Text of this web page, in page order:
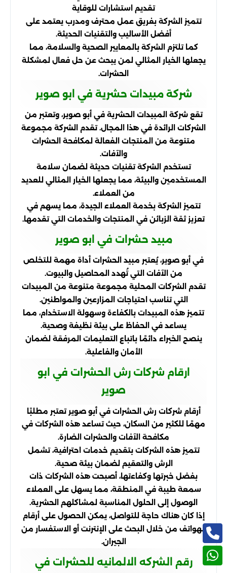
تقديم استشارات للوقاية
تتميز الشركة بفريق عمل محترف ومدرب يعتمد على
أفضل الأساليب والتقنيات الحديثة.
كما تلتزم الشركة بالمعايير الصحية والسلامة، مما
يجعلها الخيار المثالي لمن يبحث عن حل فعال لمشكلة
الحشرات.
شركة مبيدات حشرية في ابو صوير
تقع شركة المبيدات الحشرية في أبو صوير، وتعتبر من
الشركات الرائدة في هذا المجال. تقدم الشركة مجموعة
متنوعة من المنتجات الفعالة لمكافحة الحشرات
والآفات.
تستخدم الشركة تقنيات حديثة لضمان سلامة
المستخدمين والبيئة، مما يجعلها الخيار المثالي للعديد
من العملاء.
تتميز الشركة بخدمة العملاء الجيدة، مما يسهم في
تعزيز ثقة الزبائن في المنتجات والخدمات التي تقدمها.
مبيد حشرات في ابو صوير
في أبو صوير، يُعتبر مبيد الحشرات أداة مهمة للتخلص
من الآفات التي تُهدد المحاصيل والبيوت.
تقدم الشركات المحلية مجموعة متنوعة من المبيدات
التي تناسب احتياجات المزارعين والمواطنين.
تتميز هذه المبيدات بالكفاءة وسهولة الاستخدام، مما
يساعد في الحفاظ على بيئة نظيفة وصحية.
ينصح الخبراء دائمًا باتباع التعليمات المرفقة لضمان
الأمان والفاعلية.
ارقام شركات رش الحشرات في ابو
صوير
أرقام شركات رش الحشرات في أبو صوير تعتبر مطلبًا
مهمًا للكثير من السكان، حيث تساعد هذه الشركات في
مكافحة الآفات والحشرات الضارة.
تتميز هذه الشركات بتقديم خدمات احترافية، تشمل
الرش والتعقيم لضمان بيئة صحية.
بفضل خبرتها وكفاءتها، أصبحت هذه الشركات ذات
سمعة طيبة في المنطقة، مما يسهل على العملاء
الوصول إلى الحلول المناسبة لمشاكلهم الحشرية.
إذا كان هناك حاجة للتواصل، يمكن الحصول على أرقام
الهواتف من خلال البحث على الإنترنت أو الاستفسار من
الجيران.
رقم الشركه الالمانيه للحشرات في